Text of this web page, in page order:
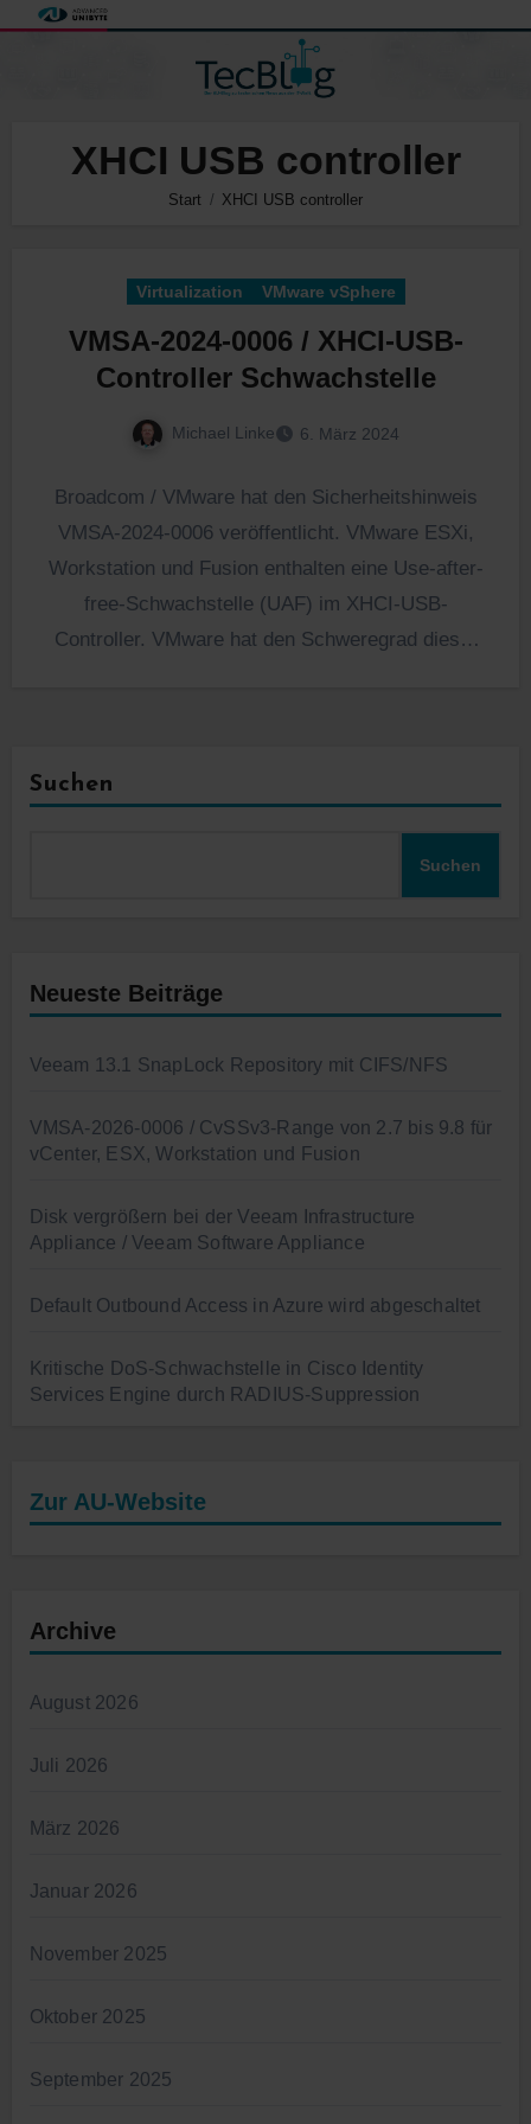
XHCI USB controller
Start XHCI USB controller
Virtualization VMware vSphere
VMSA-2024-0006 / XHCI-USB-
Controller Schwachstelle
Michael Linke 6. März 2024
Broadcom / VMware hat den Sicherheitshinweis
VMSA-2024-0006 veröffentlicht. VMware ESXi,
Workstation und Fusion enthalten eine Use-after-
free-Schwachstelle (UAF) im XHCI-USB-
Controller. VMware hat den Schweregrad dieser
Suchen
Suchen
Neueste Beiträge
Veeam 13.1 SnapLock Repository mit CIFS/NFS
VMSA-2026-0006 / CvSSv3-Range von 2.7 bis 9.8 für
vCenter, ESX, Workstation und Fusion
Disk vergrößern bei der Veeam Infrastructure
Appliance / Veeam Software Appliance
Default Outbound Access in Azure wird abgeschaltet
Kritische DoS-Schwachstelle in Cisco Identity
Services Engine durch RADIUS-Suppression
Zur AU-Website
Archive
August 2026
Juli 2026
März 2026
Januar 2026
November 2025
Oktober 2025
September 2025